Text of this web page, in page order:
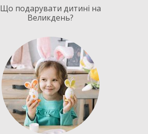
Що подарувати дитині на
Великдень?